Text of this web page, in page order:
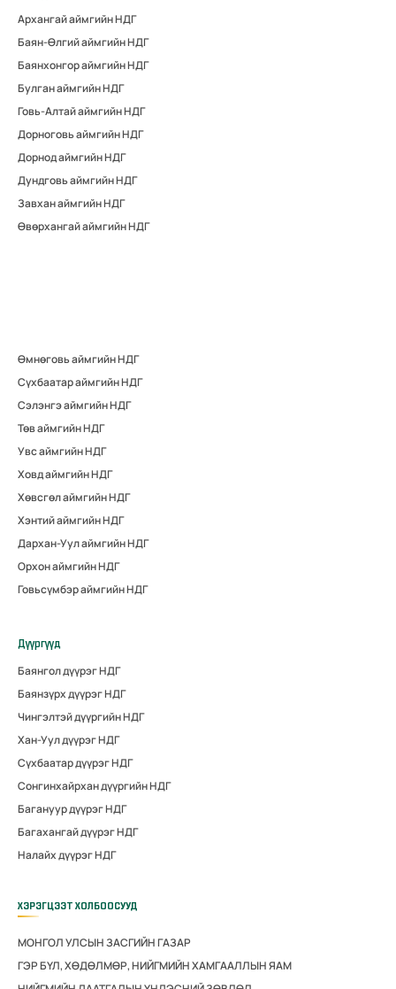
Архангай аймгийн НДГ
Баян-Өлгий аймгийн НДГ
Баянхонгор аймгийн НДГ
Булган аймгийн НДГ
Говь-Алтай аймгийн НДГ
Дорноговь аймгийн НДГ
Дорнод аймгийн НДГ
Дундговь аймгийн НДГ
Завхан аймгийн НДГ
Өвөрхангай аймгийн НДГ
Өмнөговь аймгийн НДГ
Сүхбаатар аймгийн НДГ
Сэлэнгэ аймгийн НДГ
Төв аймгийн НДГ
Увс аймгийн НДГ
Ховд аймгийн НДГ
Хөвсгөл аймгийн НДГ
Хэнтий аймгийн НДГ
Дархан-Уул аймгийн НДГ
Орхон аймгийн НДГ
Говьсүмбэр аймгийн НДГ
Дүүргүүд
Баянгол дүүрэг НДГ
Баянзүрх дүүрэг НДГ
Чингэлтэй дүүргийн НДГ
Хан-Уул дүүрэг НДГ
Сүхбаатар дүүрэг НДГ
Сонгинхайрхан дүүргийн НДГ
Багануур дүүрэг НДГ
Багахангай дүүрэг НДГ
Налайх дүүрэг НДГ
ХЭРЭГЦЭЭТ ХОЛБООСУУД
МОНГОЛ УЛСЫН ЗАСГИЙН ГАЗАР
ГЭР БҮЛ, ХӨДӨЛМӨР, НИЙГМИЙН ХАМГААЛЛЫН ЯАМ